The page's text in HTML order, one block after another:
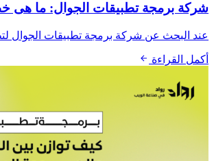
شركة برمجة تطبيقات الجوال: ما هى
عند البحث عن شركة برمجة تطبيقات الجوال
أكمل القراءة